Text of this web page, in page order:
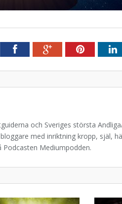
FacebookGoogle+Pinterest
och Sveriges största
med inriktning kropp, själ,
Podcasten Mediumpodden.